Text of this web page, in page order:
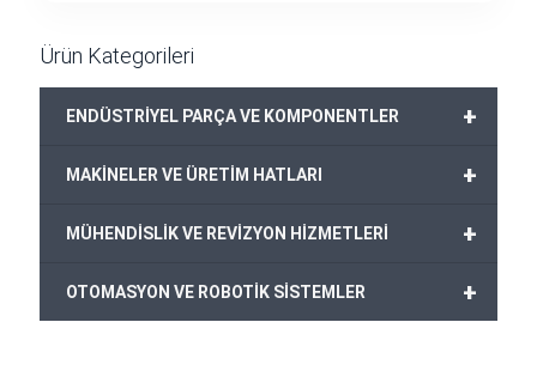
Ürün Kategorileri
+
ENDÜSTRİYEL PARÇA VE KOMPONENTLER
+
MAKİNELER VE ÜRETİM HATLARI
+
MÜHENDİSLİK VE REVİZYON HİZMETLERİ
+
OTOMASYON VE ROBOTİK SİSTEMLER